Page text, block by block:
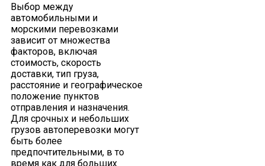
Выбор между
автомобильными и
морскими перевозками
зависит от множества
факторов, включая
стоимость, скорость
доставки, тип груза,
расстояние и географическое
положение пунктов
отправления и назначения.
Для срочных и небольших
грузов автоперевозки могут
быть более
предпочтительными, в то
время как для больших